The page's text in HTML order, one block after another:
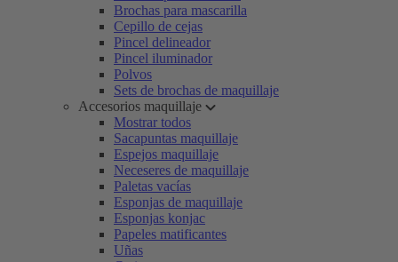
Brochas para mascarilla
Cepillo de cejas
Pincel delineador
Pincel iluminador
Polvos
Sets de brochas de maquillaje
Accesorios maquillaje
Mostrar todos
Sacapuntas maquillaje
Espejos maquillaje
Neceseres de maquillaje
Paletas vacías
Esponjas de maquillaje
Esponjas konjac
Papeles matificantes
Uñas